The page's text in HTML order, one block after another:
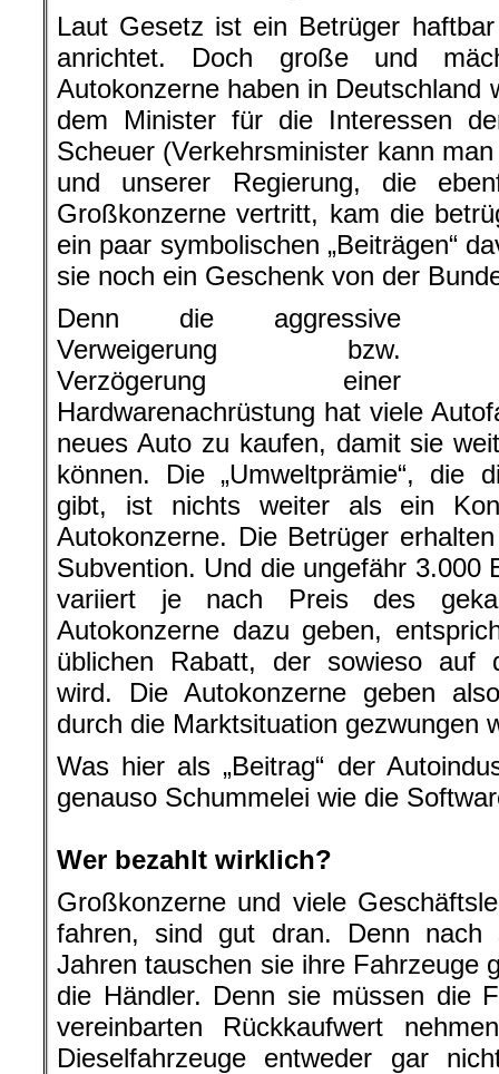
Laut Gesetz ist ein Betrüger
anrichtet. Doch große und
Autokonzerne haben in Deutschland
dem Minister für die Interessen
Scheuer (Verkehrsminister kann
und unserer Regierung, die
Großkonzerne vertritt, kam die
ein paar symbolischen „Beiträgen“
sie noch ein Geschenk von der
Denn die aggressive
Verweigerung bzw.
Verzögerung einer
Hardwarenachrüstung hat viele
neues Auto zu kaufen, damit sie
können. Die „Umweltprämie“, die
gibt, ist nichts weiter als ein
Autokonzerne. Die Betrüger
Subvention. Und die ungefähr 3.000
variiert je nach Preis des
Autokonzerne dazu geben,
üblichen Rabatt, der sowieso auf
wird. Die Autokonzerne geben
durch die Marktsituation gezwungen
Was hier als „Beitrag“ der
genauso Schummelei wie die
Wer bezahlt wirklich?
Großkonzerne und viele
fahren, sind gut dran. Denn nach
Jahren tauschen sie ihre Fahrzeuge
die Händler. Denn sie müssen die
vereinbarten Rückkaufwert
Dieselfahrzeuge entweder gar